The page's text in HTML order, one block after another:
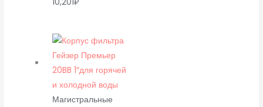
10,201₽
Магистральные